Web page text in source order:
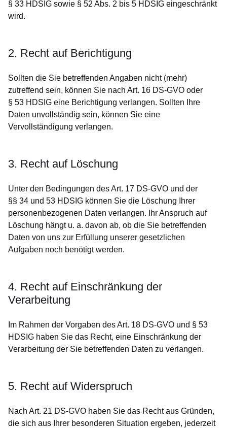
§ 33 HDSIG sowie § 52 Abs. 2 bis 5 HDSIG eingeschränkt
wird.
2. Recht auf Berichtigung
Sollten die Sie betreffenden Angaben nicht (mehr)
zutreffend sein, können Sie nach Art. 16 DS-GVO oder
§ 53 HDSIG eine Berichtigung verlangen. Sollten Ihre
Daten unvollständig sein, können Sie eine
Vervollständigung verlangen.
3. Recht auf Löschung
Unter den Bedingungen des Art. 17 DS-GVO und der
§§ 34 und 53 HDSIG können Sie die Löschung Ihrer
personenbezogenen Daten verlangen. Ihr Anspruch auf
Löschung hängt u. a. davon ab, ob die Sie betreffenden
Daten von uns zur Erfüllung unserer gesetzlichen
Aufgaben noch benötigt werden.
4. Recht auf Einschränkung der
Verarbeitung
Im Rahmen der Vorgaben des Art. 18 DS-GVO und § 53
HDSIG haben Sie das Recht, eine Einschränkung der
Verarbeitung der Sie betreffenden Daten zu verlangen.
5. Recht auf Widerspruch
Nach Art. 21 DS-GVO haben Sie das Recht aus Gründen,
die sich aus Ihrer besonderen Situation ergeben, jederzeit